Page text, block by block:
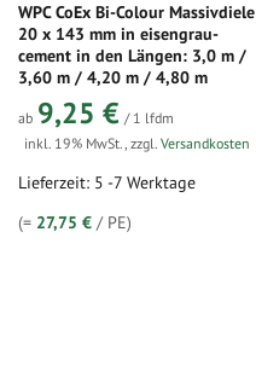
WPC CoEx Bi-Colour Massivdiele
20 x 143 mm in eisengrau-
cement in den Längen: 3,0 m /
3,60 m / 4,20 m / 4,80 m
ab 9,25 € / 1 lfdm
inkl. 19% MwSt., zzgl. Versandkosten
Lieferzeit: 5 -7 Werktage
(= 27,75 € / PE)